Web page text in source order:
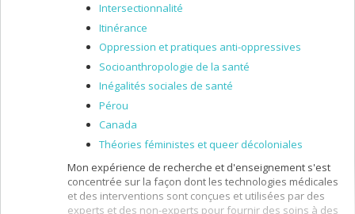
L’intervention socio judiciaire dans les situations
de violence conjugale afin de connaître les
ainsi que le point de vue des intervenants
sociaux et pénaux sur ce qu’est l’intervention
sociojudiciaire.
Intersectionnalité
Itinérance
Oppression et pratiques anti-oppressives
Socioanthropologie de la santé
Inégalités sociales de santé
Pérou
Canada
Théories féministes et queer décoloniales
Mon expérience de recherche et d'enseignement s'est
concentrée sur la façon dont les technologies médicales
et des interventions sont conçues et utilisées par des
experts et des non-experts pour fournir des soins à des